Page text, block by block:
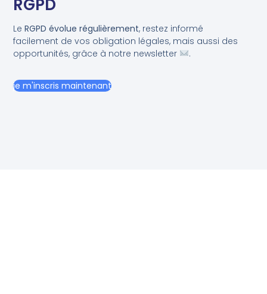
RGPD
Le RGPD évolue régulièrement, restez informé
facilement de vos obligation légales, mais aussi des
opportunités, grâce à notre newsletter
.
je m'inscris maintenant